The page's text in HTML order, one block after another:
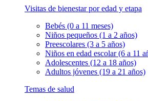
Visitas de bienestar por edad y etapa
Bebés (0 a 11 meses)
Niños pequeños (1 a 2 años)
Preescolares (3 a 5 años)
Niños en edad escolar (6 a 11
Adolescentes (12 a 18 años)
Adultos jóvenes (19 a 21 años)
Temas de salud